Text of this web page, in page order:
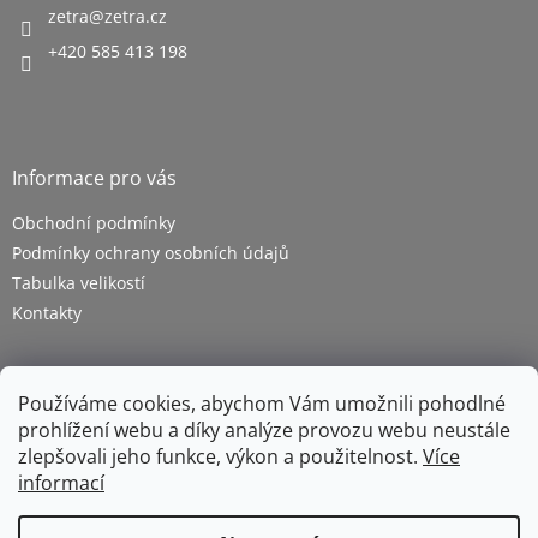
Používáme cookies, abychom Vám umožnili pohodlné
prohlížení webu a díky analýze provozu webu neustále
zlepšovali jeho funkce, výkon a použitelnost. Více
informací
zetra@zetra.cz
+420 585 413 198
Informace pro vás
Obchodní podmínky
Podmínky ochrany osobních údajů
Tabulka velikostí
Kontakty